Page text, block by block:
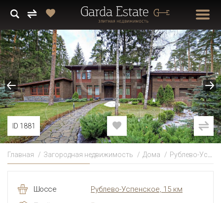
ID 1881
Главная Загородная недвижимость Дома Рублево-Успенское
Шоссе
Рублево-Успенское, 15 км